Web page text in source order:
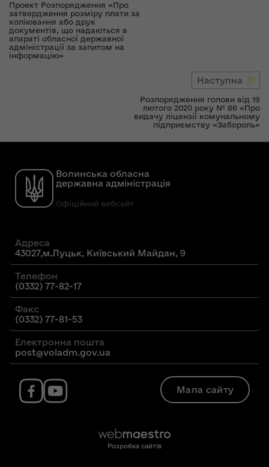
Проект Розпорядження «Про
затвердження розміру плати за
копіювання або друк
документів, що надаються в
апараті обласної державної
адміністрації за запитом на
інформацію»
Наступна
Розпорядження голови від 19
лютого 2020 року № 86 «Про
видачу ліцензії комунальному
підприємству «Забороль»
Волинська обласна
державна адміністрація
Офіційний вебсайт
Адреса
43027,м.Луцьк, Київський Майдан, 9
Телефон
(0332) 77-82-17
Факс
(0332) 77-81-53
Електронна пошта
post@voladm.gov.ua
Мапа сайту
Розробка сайтів